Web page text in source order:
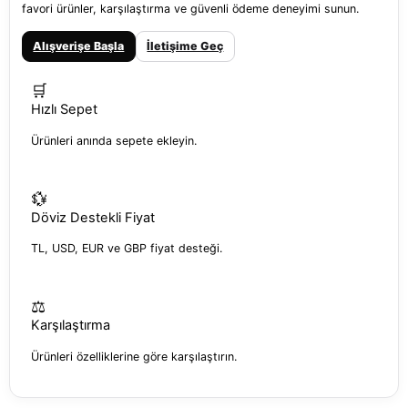
favori ürünler, karşılaştırma ve güvenli ödeme deneyimi sunun.
Alışverişe Başla İletişime Geç
🛒
Hızlı Sepet
Ürünleri anında sepete ekleyin.
💱
Döviz Destekli Fiyat
TL, USD, EUR ve GBP fiyat desteği.
⚖️
Karşılaştırma
Ürünleri özelliklerine göre karşılaştırın.